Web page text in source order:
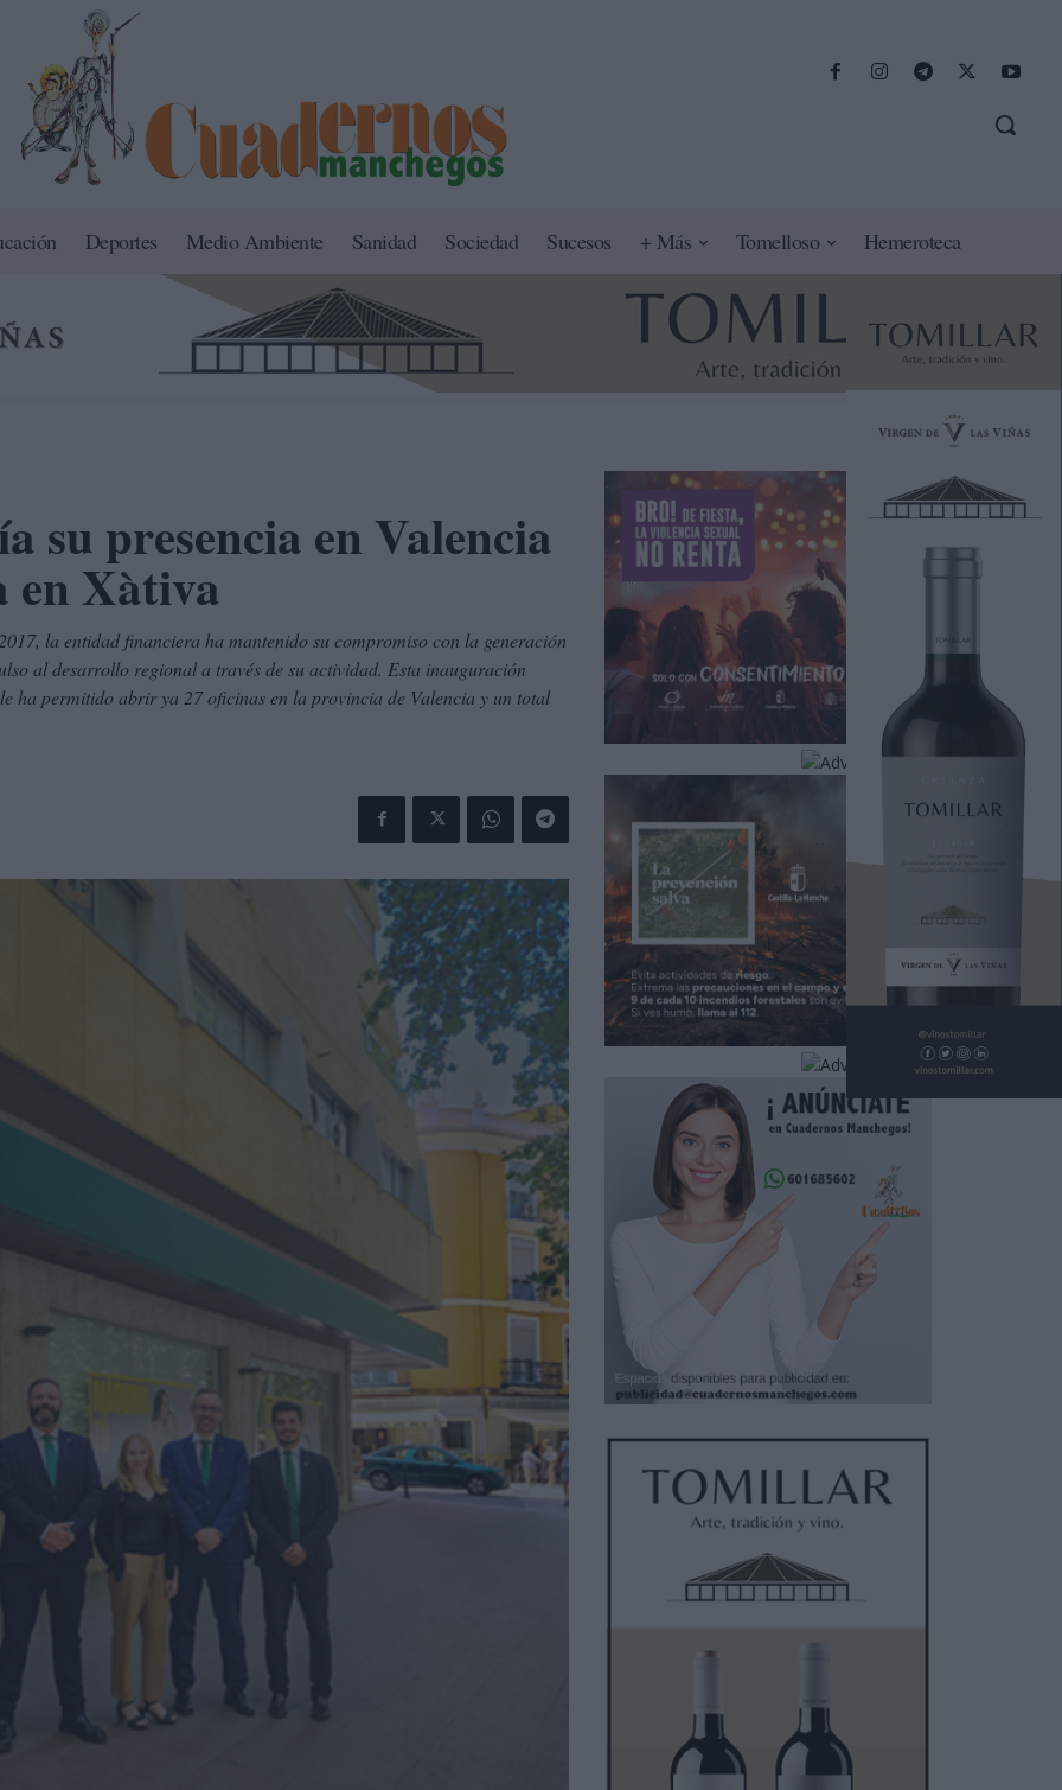
Deportes Medio Ambiente Sanidad Sociedad Sucesos + Más Tomelloso Hemeroteca
su presencia en Valencia
en Xàtiva
la entidad financiera ha mantenido su compromiso con la generación
al desarrollo regional a través de su actividad. Esta inauguración
le ha permitido abrir ya 27 oficinas en la provincia de Valencia y un total